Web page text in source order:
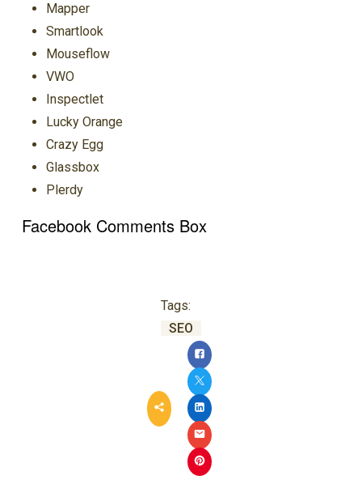
Mapper
Smartlook
Mouseflow
VWO
Inspectlet
Lucky Orange
Crazy Egg
Glassbox
Plerdy
Facebook Comments Box
Tags:
SEO